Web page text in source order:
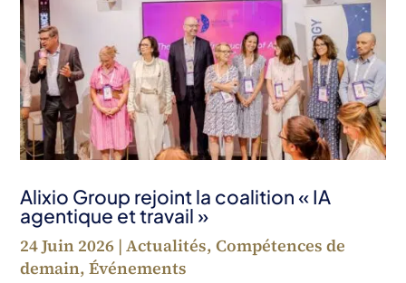
Alixio Group rejoint la coalition « IA
agentique et travail »
24 Juin 2026 |Actualités,Compétences de
demain,Événements